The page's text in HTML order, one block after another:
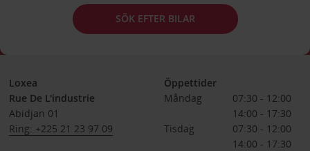
SÖK EFTER BILAR
Loxea
Rue De L'industrie
Abidjan 01
Ring: +225 21 23 97 09
Öppettider
Måndag
07:30 - 12:00
14:00 - 17:30
Tisdag
07:30 - 12:00
14:00 - 17:30